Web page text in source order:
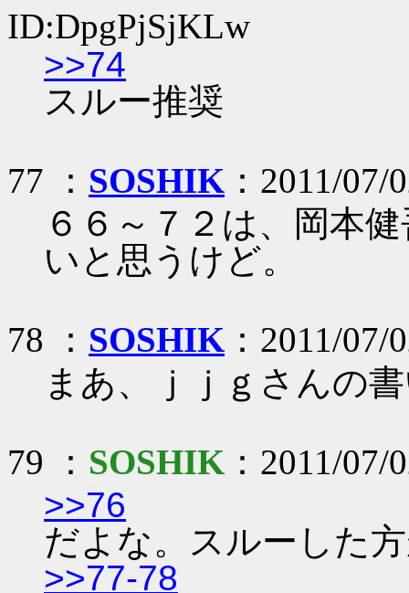
ID:DpgPjSjKLw
>>74
スルー推奨
77 ： SOSHIK ：2011/
６６～７２は、岡本
いと思うけど。
78 ： SOSHIK ：2011/
まあ、ｊｊｇさんの
79 ： SOSHIK ：2011/
>>76
だよな。スルーした
>>77-78